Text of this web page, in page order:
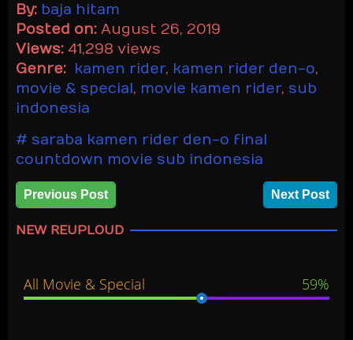
By: baja hitam
Posted on: August 26, 2019
Views: 41,298 views
Genre: kamen rider, kamen rider den-o,
movie & special, movie kamen rider, sub
indonesia
saraba kamen rider den-o final
countdown movie sub indonesia
Previous Post Next Post
NEW REUPLOUD
All Movie & Special 59%